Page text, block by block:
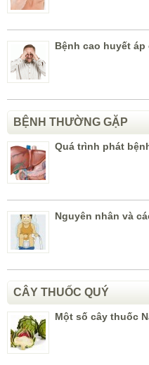
Bệnh cao huyết
BỆNH THƯỜNG GẶP
Quá trình phát
Nguyên nhân và
CÂY THUỐC QUÝ
Một số cây thuốc